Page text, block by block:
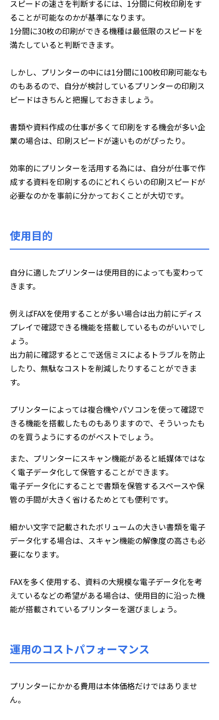
スピードの速さを判断するには、1分間に何枚印刷をす
ることが可能なのかが基準になります。
1分間に30枚の印刷ができる機種は最低限のスピードを
満たしていると判断できます。
しかし、プリンターの中には1分間に100枚印刷可能なも
のもあるので、自分が検討しているプリンターの印刷ス
ピードはきちんと把握しておきましょう。
書類や資料作成の仕事が多くて印刷をする機会が多い企
業の場合は、印刷スピードが速いものがぴったり。
効率的にプリンターを活用する為には、自分が仕事で作
成する資料を印刷するのにどれくらいの印刷スピードが
必要なのかを事前に分かっておくことが大切です。
使用目的
自分に適したプリンターは使用目的によっても変わって
きます。
例えばFAXを使用することが多い場合は出力前にディス
プレイで確認できる機能を搭載しているものがいいでし
ょう。
出力前に確認するとこで送信ミスによるトラブルを防止
したり、無駄なコストを削減したりすることができま
す。
プリンターによっては複合機やパソコンを使って確認で
きる機能を搭載したものもありますので、そういったも
のを買うようにするのがベストでしょう。
また、プリンターにスキャン機能があると紙媒体ではな
く電子データ化して保管することができます。
電子データ化にすることで書類を保管するスペースや保
管の手間が大きく省けるためとても便利です。
細かい文字で記載されたボリュームの大きい書類を電子
データ化する場合は、スキャン機能の解像度の高さも必
要になります。
FAXを多く使用する、資料の大規模な電子データ化を考
えているなどの希望がある場合は、使用目的に沿った機
能が搭載されているプリンターを選びましょう。
運用のコストパフォーマンス
プリンターにかかる費用は本体価格だけではありませ
ん。